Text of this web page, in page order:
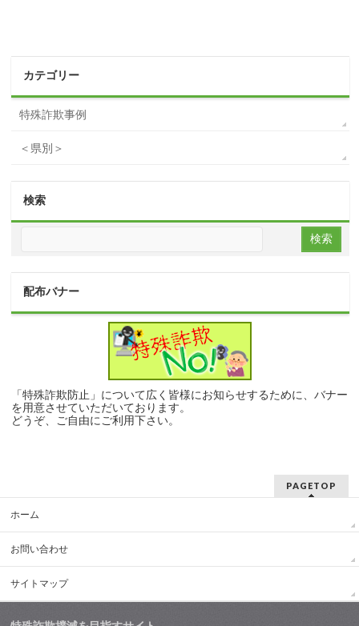
カテゴリー
特殊詐欺事例
＜県別＞
検索
配布バナー
「特殊詐欺防止」について広く皆様にお知らせするために、バナー
を用意させていただいております。
どうぞ、ご自由にご利用下さい。
PAGETOP
ホーム
お問い合わせ
サイトマップ